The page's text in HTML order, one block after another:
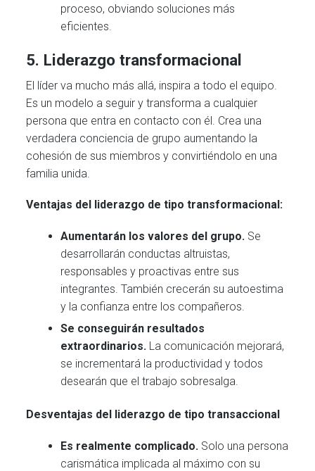
proceso, obviando soluciones más
eficientes.
5. Liderazgo transformacional
El líder va mucho más allá, inspira a todo el equipo.
Es un modelo a seguir y transforma a cualquier
persona que entra en contacto con él. Crea una
verdadera conciencia de grupo aumentando la
cohesión de sus miembros y convirtiéndolo en una
familia unida.
Ventajas del liderazgo de tipo transformacional:
Aumentarán los valores del grupo. Se
desarrollarán conductas altruistas,
responsables y proactivas entre sus
integrantes. También crecerán su autoestima
y la confianza entre los compañeros.
Se conseguirán resultados
extraordinarios. La comunicación mejorará,
se incrementará la productividad y todos
desearán que el trabajo sobresalga.
Desventajas del liderazgo de tipo transaccional
Es realmente complicado. Solo una persona
carismática implicada al máximo con su